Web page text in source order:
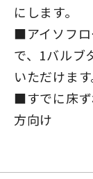
にします。
■アイソフロ
で、1バルブ
いただけます
■すでに床ず
方向け